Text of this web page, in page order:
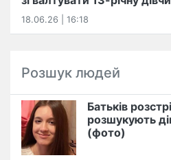
18.06.26 | 16:18
Розшук людей
Батьків
розшукують
(фото)